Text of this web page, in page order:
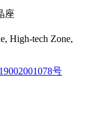
座
High-tech Zone,
号